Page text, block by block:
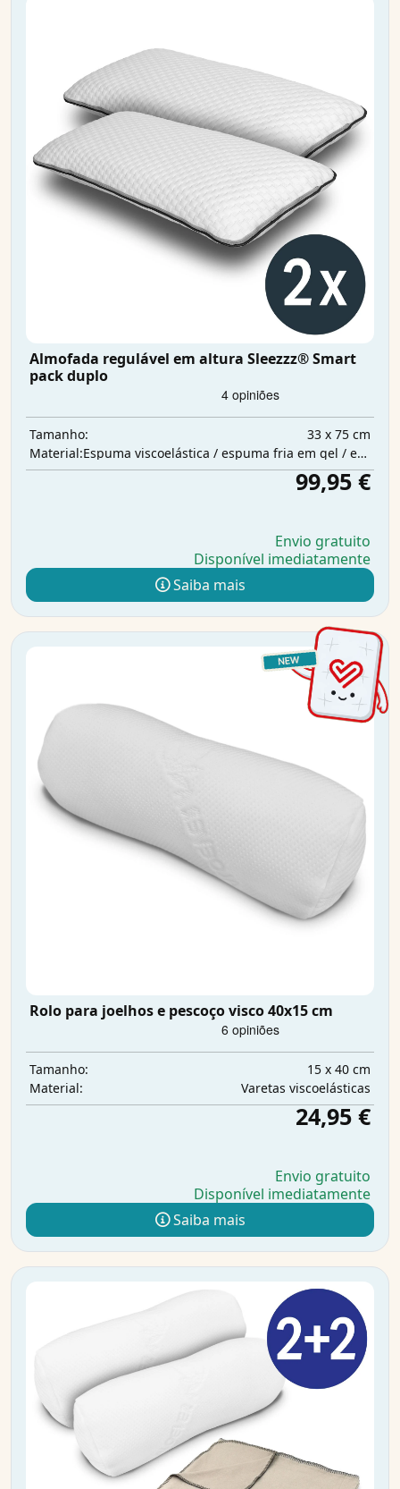
Almofada regulável em altura Sleezzz® Smart
pack duplo
Tamanho:
33 x 75 cm
Material:
Espuma viscoelástica / espuma fria em gel / enchimento de poliéster
99,95 €
Envio gratuito
Disponível imediatamente
Saiba mais
Rolo para joelhos e pescoço visco 40x15 cm
Tamanho:
15 x 40 cm
Material:
Varetas viscoelásticas
24,95 €
Envio gratuito
Disponível imediatamente
Saiba mais